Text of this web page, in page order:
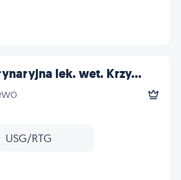
lek. wet. Krzy...
USG/RTG